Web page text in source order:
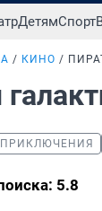
ДетямСпорт
КИНО
ПРИКЛЮЧЕНИЯ
5.8